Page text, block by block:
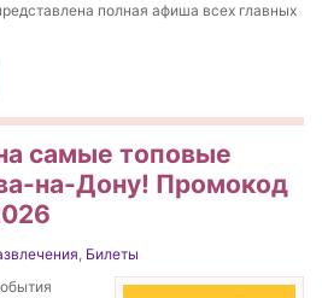
полная афиша всех главных
самые топовые
на-Дону! Промокод
, Билеты